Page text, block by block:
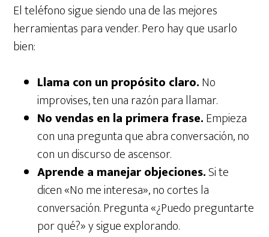
El teléfono sigue siendo una de las mejores
herramientas para vender. Pero hay que usarlo
bien:
Llama con un propósito claro.No
improvises, ten una razón para llamar.
No vendas en la primera frase.Empieza
con una pregunta que abra conversación, no
con un discurso de ascensor.
Aprende a manejar objeciones.Si te
dicen «No me interesa», no cortes la
conversación. Pregunta «¿Puedo preguntarte
por qué?» y sigue explorando.